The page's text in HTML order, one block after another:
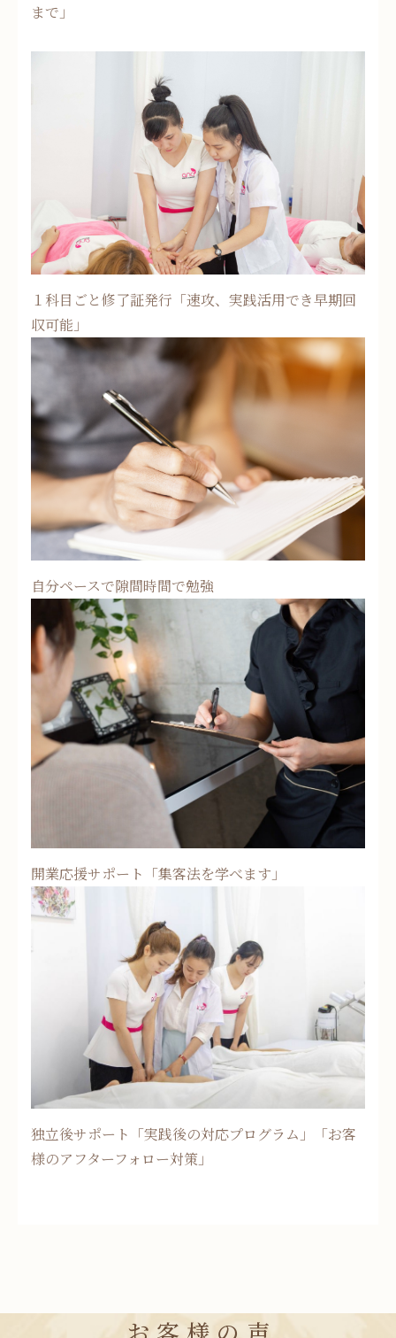
まで」
１科目ごと修了証発行「速攻、実践活用でき早期回
収可能」
自分ペースで隙間時間で勉強
開業応援サポート「集客法を学べます」
独立後サポート「実践後の対応プログラム」「お客
様のアフターフォロー対策」